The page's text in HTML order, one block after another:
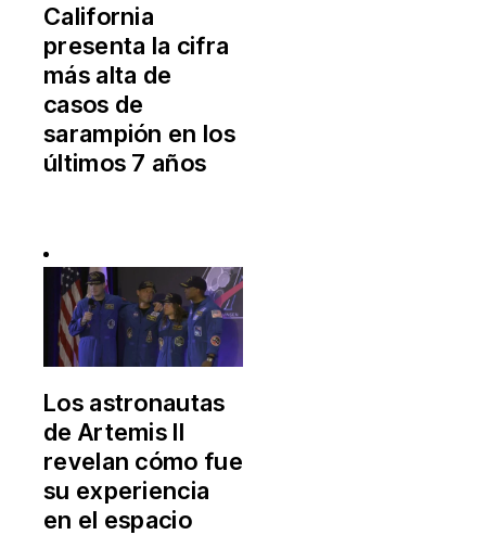
California
presenta la cifra
más alta de
casos de
sarampión en los
últimos 7 años
Los astronautas
de Artemis II
revelan cómo fue
su experiencia
en el espacio